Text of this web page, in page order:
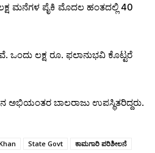
ಮನೆಗಳ ಪೈಕಿ ಮೊದಲ ಹಂತದಲ್ಲಿ 40
ಒಂದು ಲಕ್ಷ ರೂ. ಫಲಾನುಭವಿ ಕೊಟ್ಟರೆ
ಅಭಿಯಂತರ ಬಾಲರಾಜು ಉಪಸ್ಥಿತರಿದ್ದರು.
State Govt
ಕಾಮಗಾರಿ ಪರಿಶೀಲನೆ